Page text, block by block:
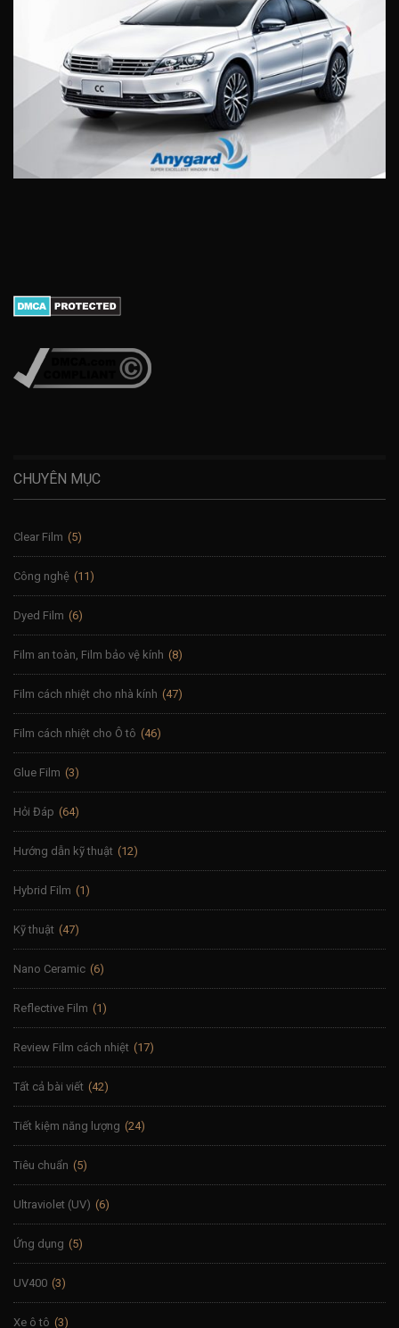
CHUYÊN MỤC
Clear Film (5)
Công nghệ (11)
Dyed Film (6)
Film an toàn, Film bảo vệ kính (8)
Film cách nhiệt cho nhà kính (47)
Film cách nhiệt cho Ô tô (46)
Glue Film (3)
Hỏi Đáp (64)
Hướng dẫn kỹ thuật (12)
Hybrid Film (1)
Kỹ thuật (47)
Nano Ceramic (6)
Reflective Film (1)
Review Film cách nhiệt (17)
Tất cả bài viết (42)
Tiết kiệm năng lượng (24)
Tiêu chuẩn (5)
Ultraviolet (UV) (6)
Ứng dụng (5)
UV400 (3)
Xe ô tô (3)